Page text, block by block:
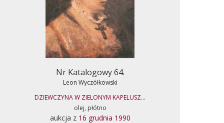
Nr Katalogowy 64.
Leon Wyczółkowski
DZIEWCZYNA W ZIELONYM KAPELUSZ...
olej, płótno
aukcja z 16 grudnia 1990